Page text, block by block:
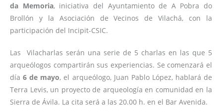
da Memoria, iniciativa del Ayuntamiento de A Pobra do
Brollón y la Asociación de Vecinos de Vilachá, con la
participación del Incipit-CSIC.
Las Vilacharlas serán una serie de 5 charlas en las que 5
arqueólogos compartirán sus experiencias. Se comenzará el
día6 de mayo, el arqueólogo, Juan Pablo López, hablará de
Terra Levis, un proyecto de arqueología en comunidad en la
Sierra de Ávila. La cita será a las 20.00 h. en el Bar Avenida.